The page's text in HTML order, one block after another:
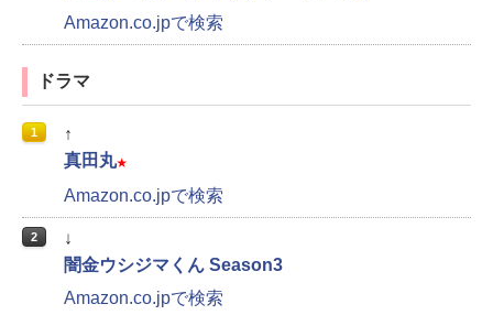
Amazon.co.jpで検索
ドラマ
1
↑
真田丸★
Amazon.co.jpで検索
2
↓
闇金ウシジマくん Season3
Amazon.co.jpで検索